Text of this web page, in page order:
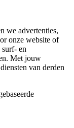
we advertenties,
onze website of
en
Met jouw
van derden